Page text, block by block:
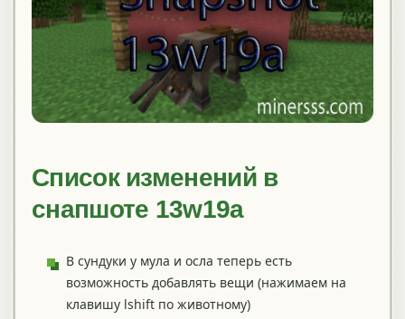
Список изменений в
снапшоте 13w19a
В сундуки у мула и осла теперь есть
возможность добавлять вещи (нажимаем на
клавишу lshift по животному)